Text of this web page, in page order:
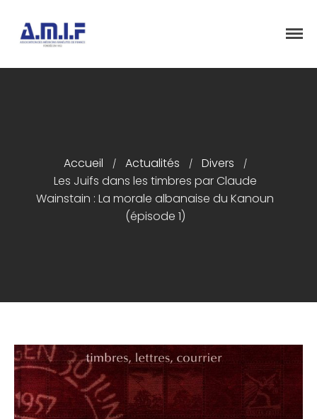
Articles
Événements
Adhésion/Dons
Accueil / Actualités / Divers /
Les Juifs dans les timbres par Claude
Wainstain : La morale albanaise du Kanoun
(épisode 1)